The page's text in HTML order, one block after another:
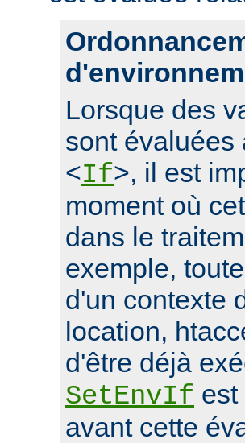
Lorsque des
sont évaluées
<If>, il est
moment où
dans le
exemple,
d'un contexte
location,
d'être déjà
SetEnvIf est
avant cette